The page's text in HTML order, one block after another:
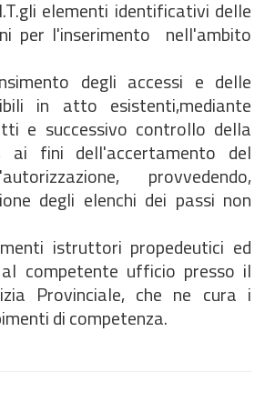
elementi identificativi delle
per l'inserimento nell'ambito
degli accessi e delle
in atto esistenti,mediante
e successivo controllo della
ai fini dell'accertamento del
provvedendo,
degli elenchi dei passi non
istruttori propedeutici ed
competente ufficio presso il
Provinciale, che ne cura i
di competenza.